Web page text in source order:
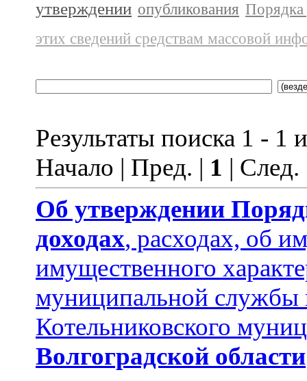
утверждении опубликования Порядка
этих сведений средствам массовой
Результаты поиска 1 - 1
Начало | Пред. | 1 |
Об утверждении
доходах, расходах, об
имущественного
муниципальной службы
Котельниковского
Волгоградской области